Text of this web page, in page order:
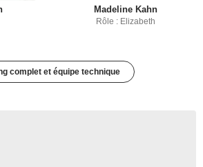
Madeline Kahn
Rôle : Elizabeth
complet et équipe technique